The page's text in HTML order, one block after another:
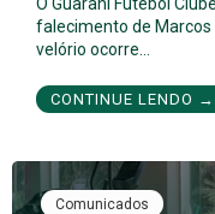
falecimento de Marcos
velório ocorre…
CONTINUE LENDO →
Comunicados